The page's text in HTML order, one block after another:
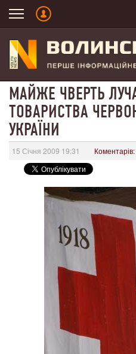
МАЙЖЕ ЧВЕРТЬ
ТОВАРИСТВА
УКРАЇНИ
15 Січня 2009 19:31 Коментарів: